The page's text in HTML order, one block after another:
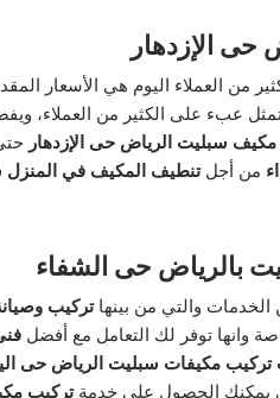
حى الإزدهار
من العملاء اليوم هي الأسعار
عبء على الكثير من العملاء،
سبليت الرياض حى الإزدهار
من أجلتنطيف المكيف في المنزل
بالرياض حى الشفاء
والتي من بينهاتركيب
وانها توفر لك التعامل مع أفضل
مكيفات سبليت الرياض حى
يمكنك الحصول على خدمةتركيب